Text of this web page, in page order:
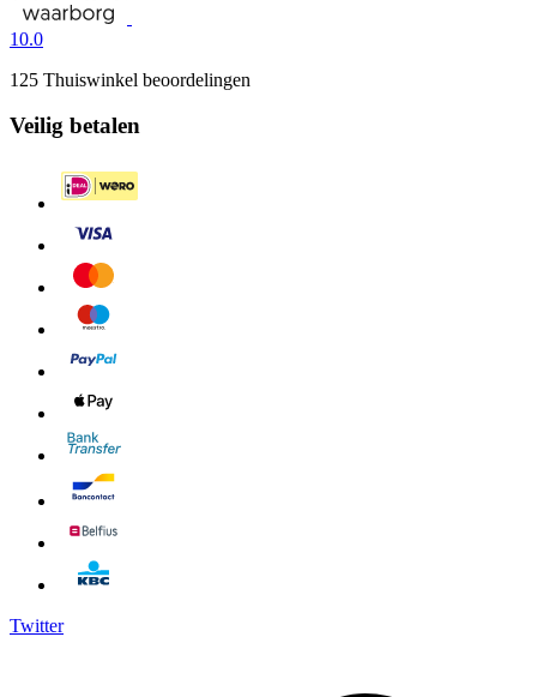
10.0
125 Thuiswinkel beoordelingen
Veilig betalen
Twitter